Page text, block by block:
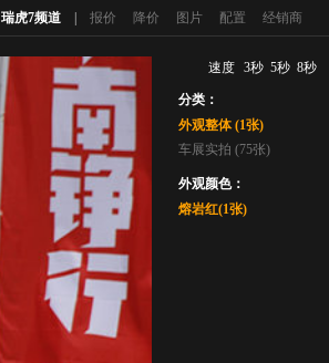
瑞虎7频道 报价 降价 图片 配置 经销商
速度 3秒 5秒 8秒
分类：
外观整体 (1张)
车展实拍 (75张)
外观颜色：
熔岩红(1张)